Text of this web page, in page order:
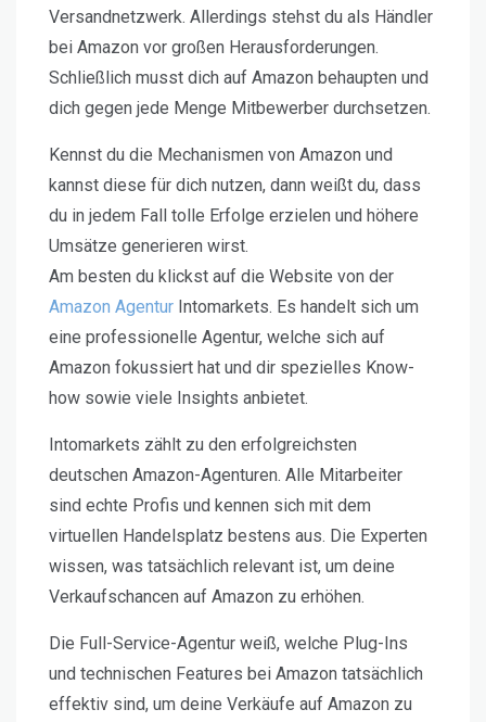
Versandnetzwerk. Allerdings stehst du als Händler
bei Amazon vor großen Herausforderungen.
Schließlich musst dich auf Amazon behaupten und
dich gegen jede Menge Mitbewerber durchsetzen.
Kennst du die Mechanismen von Amazon und
kannst diese für dich nutzen, dann weißt du, dass
du in jedem Fall tolle Erfolge erzielen und höhere
Umsätze generieren wirst.
Am besten du klickst auf die Website von der
Amazon Agentur Intomarkets. Es handelt sich um
eine professionelle Agentur, welche sich auf
Amazon fokussiert hat und dir spezielles Know-
how sowie viele Insights anbietet.
Intomarkets zählt zu den erfolgreichsten
deutschen Amazon-Agenturen. Alle Mitarbeiter
sind echte Profis und kennen sich mit dem
virtuellen Handelsplatz bestens aus. Die Experten
wissen, was tatsächlich relevant ist, um deine
Verkaufschancen auf Amazon zu erhöhen.
Die Full-Service-Agentur weiß, welche Plug-Ins
und technischen Features bei Amazon tatsächlich
effektiv sind, um deine Verkäufe auf Amazon zu